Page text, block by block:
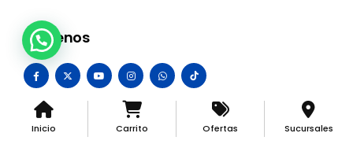
Síguenos
Inicio Carrito Ofertas Sucursales